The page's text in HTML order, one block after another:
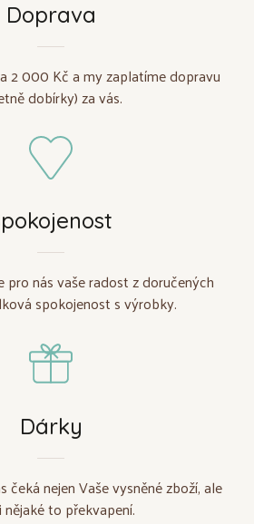
Doprava
2 000 Kč a my zaplatíme dopravu
dobírky) za vás.
pro nás vaše radost z doručených
spokojenost s výrobky.
Dárky
čeká nejen Vaše vysněné zboží, ale
to překvapení.